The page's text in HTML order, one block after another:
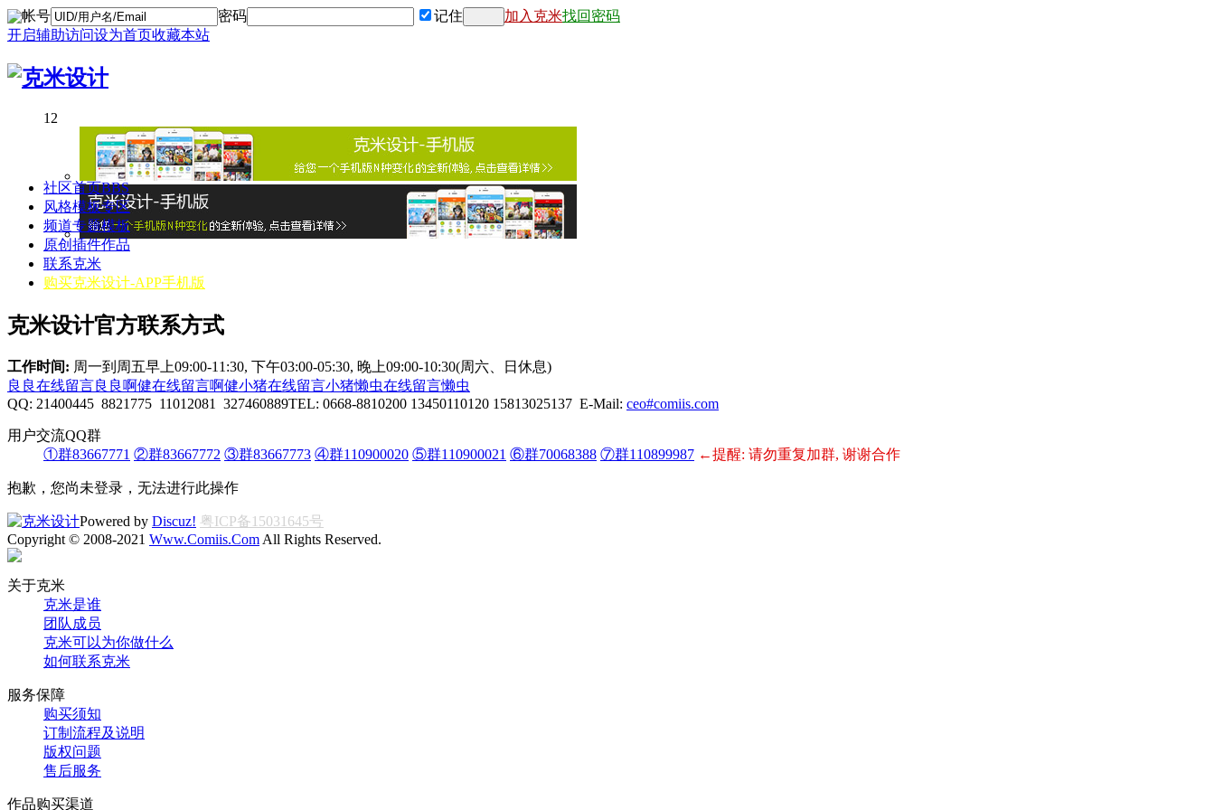
帐号 密码 记住 加入克米找回密码
开启辅助访问设为首页收藏本站
1 2
社区首页BBS
风格模板专区
频道专题模板
原创插件作品
联系克米
购买克米设计-APP手机版
克米设计官方联系方式
工作时间: 周一到周五早上09:00-11:30, 下午03:00-05:30, 晚上09:00-10:30(周六、日休息)
良良在线留言良良 啊健在线留言啊健小猪在线留言小猪懒虫在线留言懒虫
QQ: 21400445 8821775 11012081 327460889TEL: 0668-8810200 13450110120 15813025137 E-Mail: ceo#comiis.com
用户交流QQ群
①群83667771 ②群83667772 ③群83667773 ④群110900020 ⑤群110900021 ⑥群70068388 ⑦群110899987 ←提醒: 请勿重复加群, 谢谢合作
抱歉，您尚未登录，无法进行此操作
Powered by Discuz! 粤ICP备15031645号
Copyright © 2008-2021 Www.Comiis.Com All Rights Reserved.
关于克米
克米是谁
团队成员
克米可以为你做什么
如何联系克米
服务保障
购买须知
订制流程及说明
版权问题
售后服务
作品购买渠道